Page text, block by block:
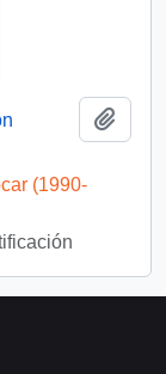
(1990-